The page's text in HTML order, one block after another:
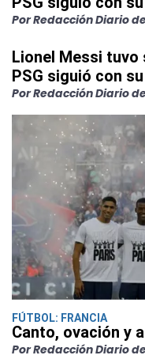
Por Redacción Diario
Lionel Messi tuvo
PSG siguió con
Por Redacción Diario
FÚTBOL: FRANCIA
Canto, ovación y
Por Redacción Diario